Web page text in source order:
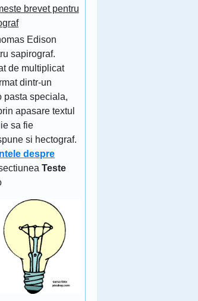
brevet pentru
Edison
sapirograf.
de multiplicat
dintr-un
pasta speciala,
apasare textul
sa fie
si hectograf.
despre
Teste